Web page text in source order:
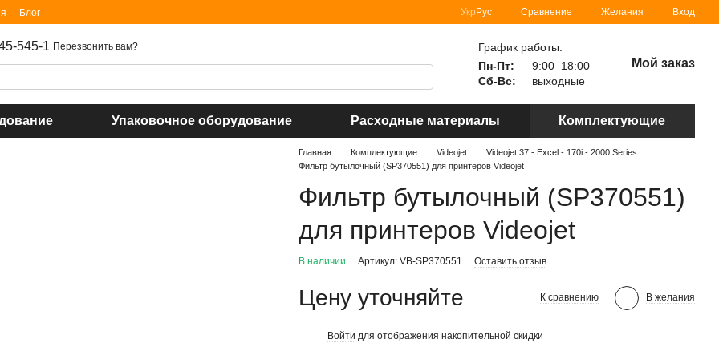
Блог Укр Рус Сравнение Желания Вход
545-1 Перезвонить вам?
График работы:
Пн-Пт:
9:00–18:00
Сб-Вс:
выходные
Мой заказ
Упаковочное оборудование Расходные материалы Комплектующие
Главная Комплектующие Videojet
Videojet 37 - Excel - 170i - 2000 Series
Фильтр бутылочный (SP370551) для принтеров Videojet
Фильтр бутылочный (SP370551)
для принтеров Videojet
В наличии Артикул: VB-SP370551 Оставить отзыв
Цену уточняйте К сравнению В желания
Войти для отображения накопительной скидки